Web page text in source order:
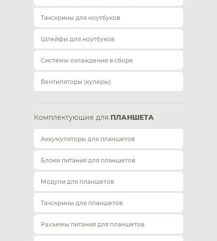
Тачскрины для ноутбуков
Шлейфы для ноутбуков
Системы охлаждения в сборе
Вентиляторы (кулеры)
Комплектующие для ПЛАНШЕТА
Аккумуляторы для планшетов
Блоки питания для планшетов
Модули для планшетов
Тачскрины для планшетов
Разъемы питания для планшетов